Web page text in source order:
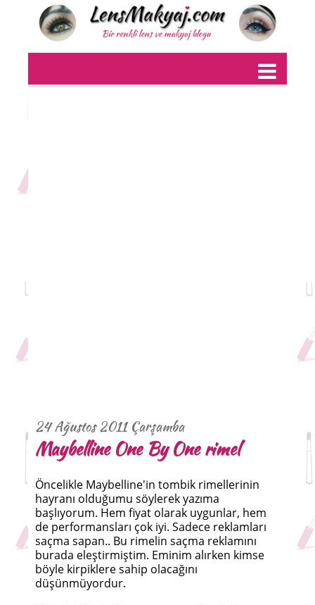
24 Ağustos 2011 Çarşamba
Maybelline One By One rimel
Öncelikle Maybelline'in tombik rimellerinin
hayranı olduğumu söylerek yazıma
başlıyorum. Hem fiyat olarak uygunlar, hem
de performansları çok iyi. Sadece reklamları
saçma sapan.. Bu rimelin saçma reklamını
burada eleştirmiştim. Eminim alırken kimse
böyle kirpiklere sahip olacağını
düşünmüyordur.